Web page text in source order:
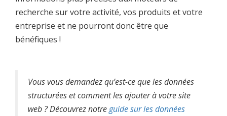
recherche sur votre activité, vos produits et votre
entreprise et ne pourront donc être que
bénéfiques !
Vous vous demandez qu’est-ce que les données
structurées et comment les ajouter à votre site
web ? Découvrez notreguide sur les données